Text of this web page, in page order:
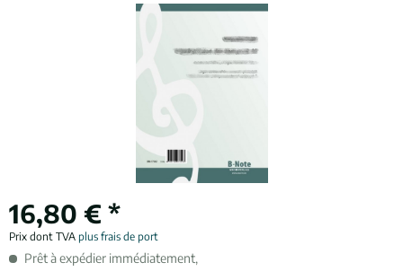
16,80 € *
Prix dont TVA plus frais de port
Prêt à expédier immédiatement,